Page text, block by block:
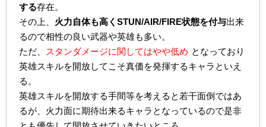
する存在。
その上、 火力自体も高くSTUN/AIR/FIRE状態を付与出来
るので相性の良い武器や英雄も多い。
ただ、 スタンダメージに関してはやや低め となっており
英雄スキルを開放してこそ真価を発揮するキャラといえ
る。
英雄スキルを開放する手間等を考えると若干面倒ではあ
るが、火力面に期待出来るキャラとなっているので是非